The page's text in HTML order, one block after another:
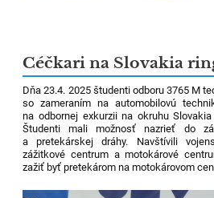
Céčkari na Slovakia
Dňa 23.4. 2025 študenti odboru 3765 M
so zameraním na automobilovú
na odbornej exkurzii na okruhu
Študenti mali možnosť nazrieť do
a pretekárskej dráhy. Navštívili
zážitkové centrum a motokárové
zažiť byť pretekárom na motokárovom